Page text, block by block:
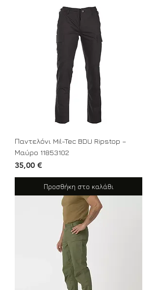
Παντελόνι Mil-Tec BDU Ripstop –
Μαύρο 11853102
Τιμή
35,00 €
Προσθήκη στο καλάθι